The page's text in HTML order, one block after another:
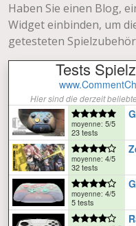
Haben Sie einen Blog,
Widget einbinden, um
getesteten